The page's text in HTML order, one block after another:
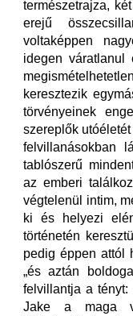
természetrajza,
erejű
voltaképpen
idegen váratlanul
keresztezik
törvényeinek
szereplők
felvillanásokban
tablószerű
az emberi
végtelenül intim,
ki és helyezi
történetén
pedig éppen attól
„és aztán
felvillantja a
Jake a maga